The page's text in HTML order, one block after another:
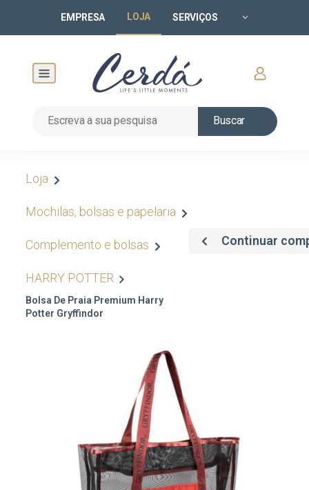
EMPRESA LOJA SERVIÇOS
Buscar
Loja
Mochilas, bolsas e papelaria
Complemento e bolsas
HARRY POTTER
Bolsa De Praia Premium Harry
Potter Gryffindor
Continuar